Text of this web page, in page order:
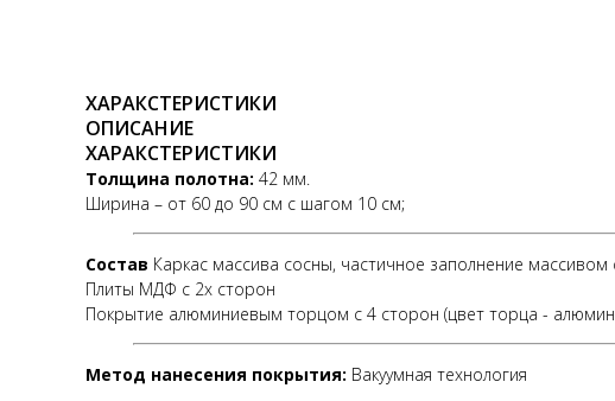
ХАРАКСТЕРИСТИКИ
ОПИСАНИЕ
ХАРАКСТЕРИСТИКИ
Толщина полотна: 42 мм.
Ширина – от 60 до 90 см с шагом 10 см;
Состав Каркас массива сосны, частичное заполнение массивом
Плиты МДФ с 2х сторон
Покрытие алюминиевым торцом с 4 сторон (цвет торца -
Метод нанесения покрытия: Вакуумная технология